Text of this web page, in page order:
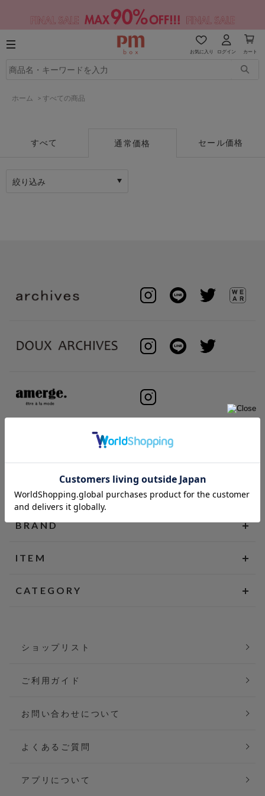
お気に入り ログイン カート
ホーム > すべての商品
すべて 通常価格 セール価格
絞り込み
BRAND
ITEM
CATEGORY
ショップリスト
ご利用ガイド
お問い合わせについて
よくあるご質問
アプリについて